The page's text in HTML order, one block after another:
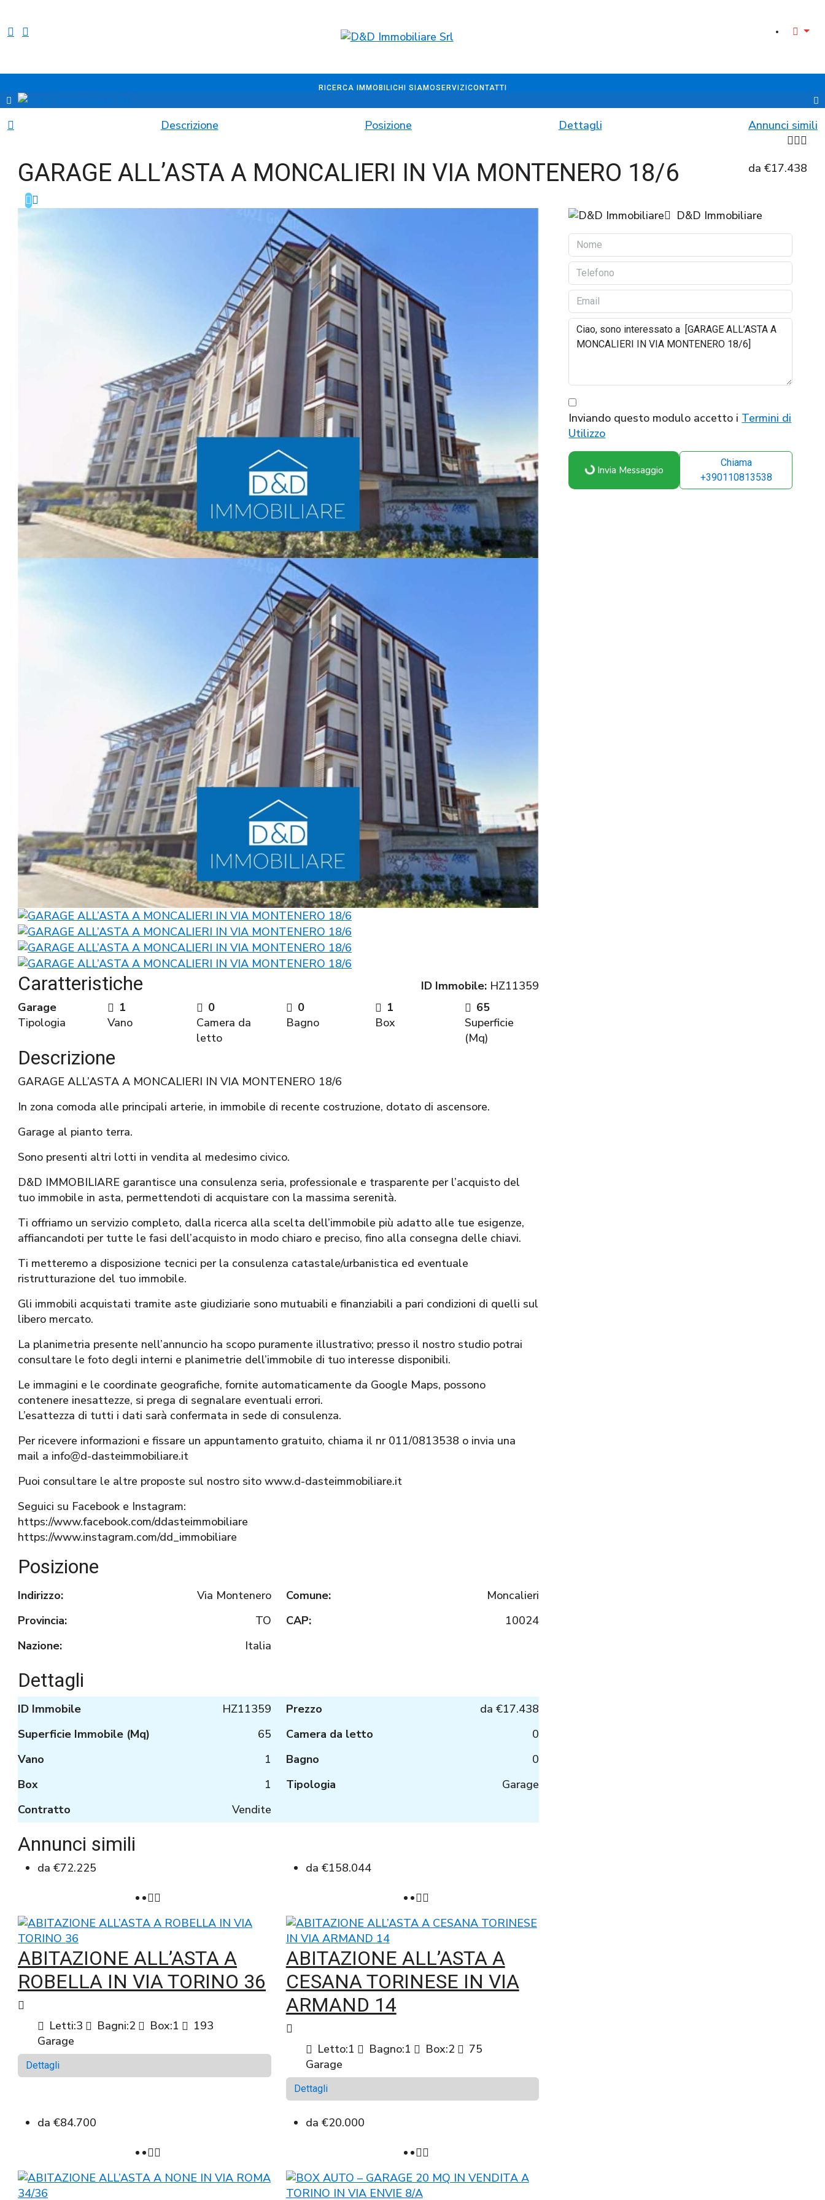
RICERCA IMMOBILI CHI SIAMOSERVIZI CONTATTI
Descrizione Posizione Dettagli Annunci simili
GARAGE ALL’ASTA A MONCALIERI IN VIA MONTENERO 18/6 da €17.438
Caratteristiche ID Immobile: HZ11359
Garage
Tipologia
1
Vano
0
Camera da
letto
0
Bagno
1
Box
65
Superficie
(Mq)
Descrizione
GARAGE ALL’ASTA A MONCALIERI IN VIA MONTENERO 18/6
In zona comoda alle principali arterie, in immobile di recente costruzione, dotato di ascensore.
Garage al pianto terra.
Sono presenti altri lotti in vendita al medesimo civico.
D&D IMMOBILIARE garantisce una consulenza seria, professionale e trasparente per l’acquisto del
tuo immobile in asta, permettendoti di acquistare con la massima serenità.
Ti offriamo un servizio completo, dalla ricerca alla scelta dell’immobile più adatto alle tue esigenze,
affiancandoti per tutte le fasi dell’acquisto in modo chiaro e preciso, fino alla consegna delle chiavi.
Ti metteremo a disposizione tecnici per la consulenza catastale/urbanistica ed eventuale
ristrutturazione del tuo immobile.
Gli immobili acquistati tramite aste giudiziarie sono mutuabili e finanziabili a pari condizioni di quelli sul
libero mercato.
La planimetria presente nell’annuncio ha scopo puramente illustrativo; presso il nostro studio potrai
consultare le foto degli interni e planimetrie dell’immobile di tuo interesse disponibili.
Le immagini e le coordinate geografiche, fornite automaticamente da Google Maps, possono
contenere inesattezze, si prega di segnalare eventuali errori.
L’esattezza di tutti i dati sarà confermata in sede di consulenza.
Per ricevere informazioni e fissare un appuntamento gratuito, chiama il nr 011/0813538 o invia una
mail a info@d-dasteimmobiliare.it
Puoi consultare le altre proposte sul nostro sito www.d-dasteimmobiliare.it
Seguici su Facebook e Instagram:
https://www.facebook.com/ddasteimmobiliare
https://www.instagram.com/dd_immobiliare
Posizione
Indirizzo: Via Montenero Comune:
Moncalieri
Provincia:
TO CAP:
10024
Nazione:
Italia
Dettagli
ID Immobile HZ11359 Prezzo da €17.438
Superficie Immobile (Mq)
65 Camera da letto
0
Vano
1 Bagno
0
Box
1 Tipologia
Garage
Contratto
Vendite
Annunci simili
da €72.225
ABITAZIONE ALL’ASTA A
ROBELLA IN VIA TORINO 36
Letti:3 Bagni:2 Box:1
193
Garage
Dettagli
da €158.044
ABITAZIONE ALL’ASTA A
CESANA TORINESE IN VIA
ARMAND 14
Letto:1 Bagno:1 Box:2
75
Garage
Dettagli
da €84.700 da €20.000
D&D Immobiliare
Inviando questo modulo accetto i Termini di
Utilizzo
Invia Messaggio
Chiama
+390110813538